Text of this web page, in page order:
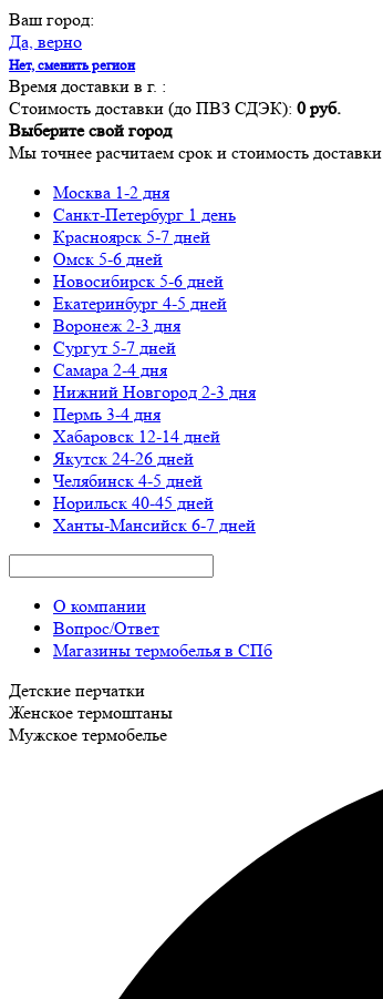
Ваш город:
Да, верно
Нет, сменить регион
Время доставки в г. :
Стоимость доставки (до ПВЗ СДЭК): 0 руб.
Выберите свой город
Мы точнее расчитаем срок и стоимость доставки
Москва 1-2 дня
Санкт-Петербург 1 день
Красноярск 5-7 дней
Омск 5-6 дней
Новосибирск 5-6 дней
Екатеринбург 4-5 дней
Воронеж 2-3 дня
Сургут 5-7 дней
Самара 2-4 дня
Нижний Новгород 2-3 дня
Пермь 3-4 дня
Хабаровск 12-14 дней
Якутск 24-26 дней
Челябинск 4-5 дней
Норильск 40-45 дней
Ханты-Мансийск 6-7 дней
О компании
Вопрос/Ответ
Магазины термобелья в СПб
Детские перчатки
Женское термоштаны
Мужское термобелье